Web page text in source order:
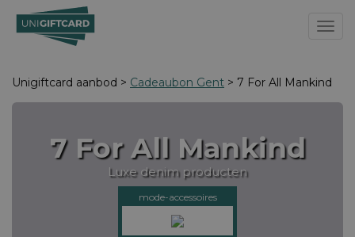
Unigiftcard aanbod > Cadeaubon Gent > 7 For All Mankind
7 For All Mankind
Luxe denim producten
mode-accessoires